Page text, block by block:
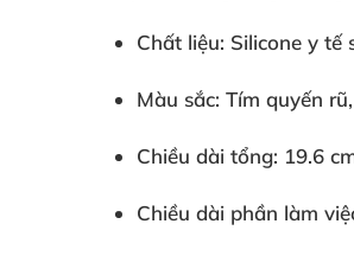
Chất liệu: Silicone y tế
Màu sắc: Tím quyến
Chiều dài tổng: 19.6
Chiều dài phần làm